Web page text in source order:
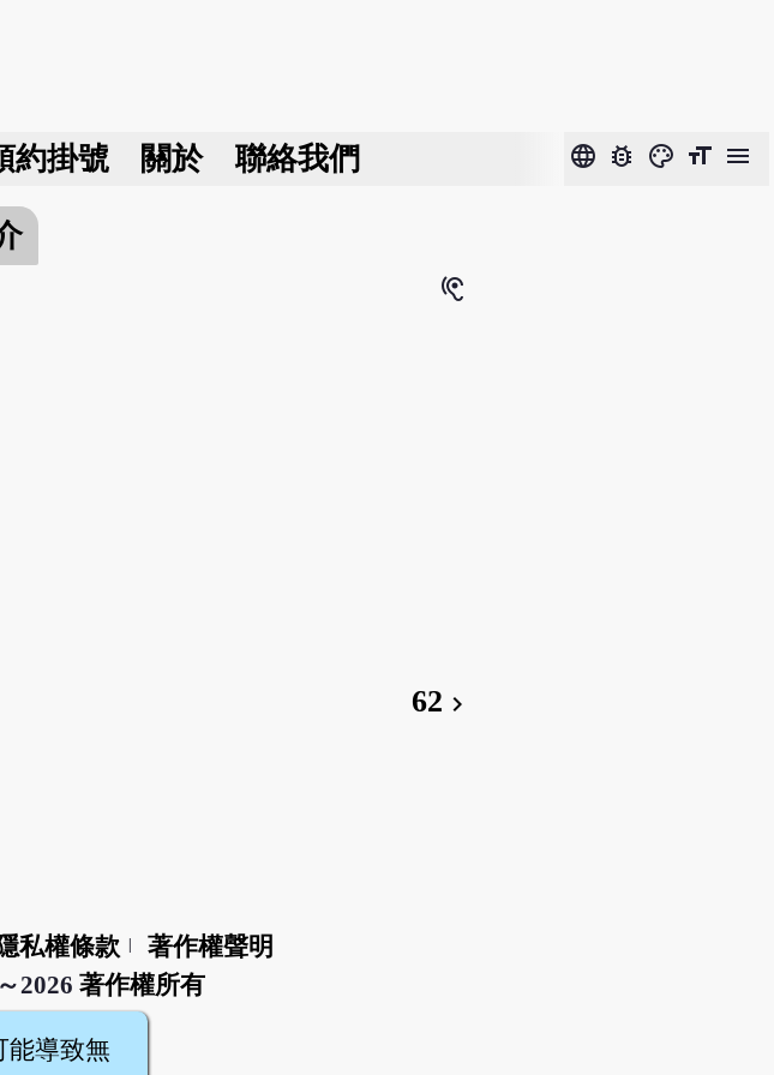
約掛號 關於 聯絡我們 language bug_report color_lens format_size menu
hearing
62 chevron_right
私權條款
著作權聲明
2026 著作權所有
能導致無